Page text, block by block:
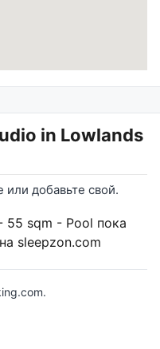
in Lowlands
или добавьте свой.
55 sqm - Pool пока
sleepzon.com